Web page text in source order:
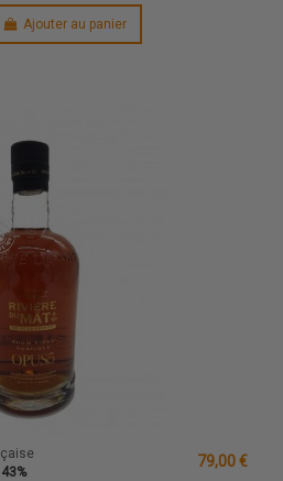
Ajouter au panier
79,00 €